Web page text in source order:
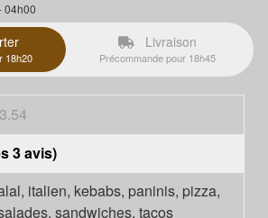
04h00
18h20
Livraison
Précommande pour 18h45
3 avis)
italien, kebabs, paninis, pizza,
sandwiches, tacos